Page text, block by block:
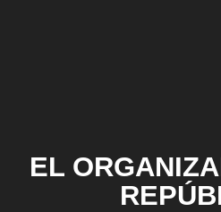
EL